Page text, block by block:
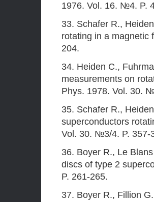
1976. Vol. 16. №4. P.
33. Schafer R.,
rotating in a magnetic
204.
34. Heiden C.,
measurements on
Phys. 1978. Vol. 30.
35. Schafer R.,
superconductors
Vol. 30. №3/4. P. 357-
36. Boyer R., Le
discs of type 2
P. 261-265.
37. Boyer R., Fillion